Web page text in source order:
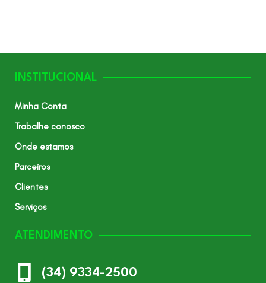
INSTITUCIONAL
Minha Conta
Trabalhe conosco
Onde estamos
Parceiros
Clientes
Serviços
ATENDIMENTO
(34) 9334-2500